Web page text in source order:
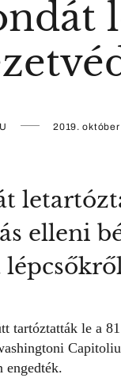
2019. október
elleni
tartóztatták le a
engedték.